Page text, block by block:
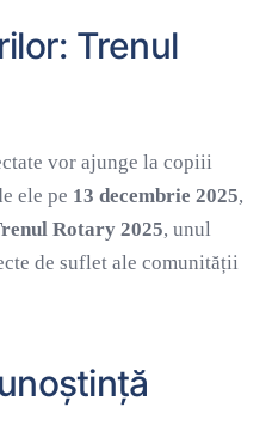
Trenul
vor ajunge la copiii
ele pe 13 decembrie 2025,
Rotary 2025, unul
de suflet ale comunității